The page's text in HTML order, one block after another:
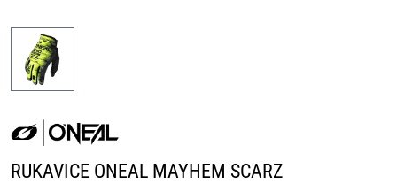
RUKAVICE ONEAL MAYHEM SCARZ